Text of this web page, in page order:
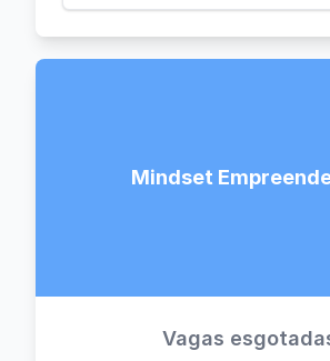
Mindset
Vagas